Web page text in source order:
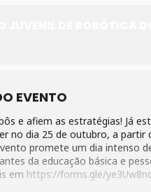
EVENTO
e afiem as estratégias! Já
no dia 25 de outubro, a partir
promete um dia intenso
da educação básica e
em https://forms.gle/